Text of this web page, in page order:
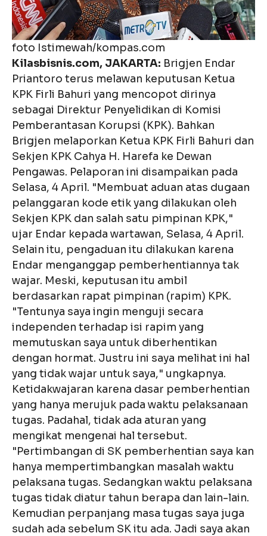
foto Istimewah/kompas.com
Kilasbisnis.com, JAKARTA: Brigjen Endar
Priantoro terus melawan keputusan Ketua
KPK Firli Bahuri yang mencopot dirinya
sebagai Direktur Penyelidikan di Komisi
Pemberantasan Korupsi (KPK). Bahkan
Brigjen melaporkan Ketua KPK Firli Bahuri dan
Sekjen KPK Cahya H. Harefa ke Dewan
Pengawas. Pelaporan ini disampaikan pada
Selasa, 4 April. "Membuat aduan atas dugaan
pelanggaran kode etik yang dilakukan oleh
Sekjen KPK dan salah satu pimpinan KPK,"
ujar Endar kepada wartawan, Selasa, 4 April.
Selain itu, pengaduan itu dilakukan karena
Endar menganggap pemberhentiannya tak
wajar. Meski, keputusan itu ambil
berdasarkan rapat pimpinan (rapim) KPK.
"Tentunya saya ingin menguji secara
independen terhadap isi rapim yang
memutuskan saya untuk diberhentikan
dengan hormat. Justru ini saya melihat ini hal
yang tidak wajar untuk saya," ungkapnya.
Ketidakwajaran karena dasar pemberhentian
yang hanya merujuk pada waktu pelaksanaan
tugas. Padahal, tidak ada aturan yang
mengikat mengenai hal tersebut.
"Pertimbangan di SK pemberhentian saya kan
hanya mempertimbangkan masalah waktu
pelaksana tugas. Sedangkan waktu pelaksana
tugas tidak diatur tahun berapa dan lain-lain.
Kemudian perpanjang masa tugas saya juga
sudah ada sebelum SK itu ada. Jadi saya akan